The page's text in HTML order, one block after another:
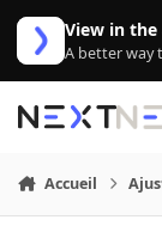
Aller au contenu
View in the
A better way
Accueil